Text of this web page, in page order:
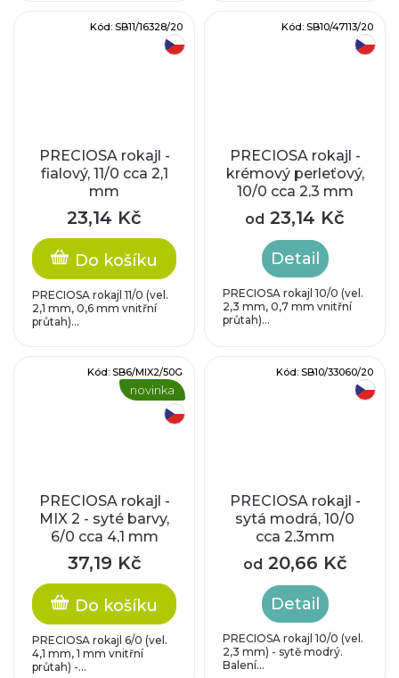
PRECIOSA rokajl -
fialový, 11/0 cca 2,1
mm
23,14 Kč
Do košíku
PRECIOSA rokajl 11/0 (vel.
2,1 mm, 0,6 mm vnitřní
průtah)...
Kód: SB11/16328/20
PRECIOSA rokajl -
krémový perleťový,
10/0 cca 2,3 mm
od 23,14 Kč
Detail
PRECIOSA rokajl 10/0 (vel.
2,3 mm, 0,7 mm vnitřní
průtah)...
Kód: SB10/47113/20
novinka
PRECIOSA rokajl -
MIX 2 - syté barvy,
6/0 cca 4,1 mm
37,19 Kč
Do košíku
PRECIOSA rokajl 6/0 (vel.
4,1 mm, 1 mm vnitřní
průtah) -...
Kód: SB6/MIX2/50G
PRECIOSA rokajl -
sytá modrá, 10/0
cca 2,3mm
od 20,66 Kč
Detail
PRECIOSA rokajl 10/0 (vel.
2,3 mm) - sytě modrý.
Balení...
Kód: SB10/33060/20